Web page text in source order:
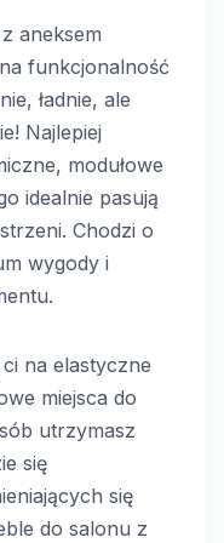
aneksem
funkcjonalność
ładnie, ale
Najlepiej
modułowe
idealnie pasują
Chodzi o
wygody i
na elastyczne
miejsca do
utrzymasz
się
się
do salonu z